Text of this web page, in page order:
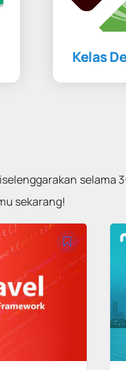
Kelas
sekarang!